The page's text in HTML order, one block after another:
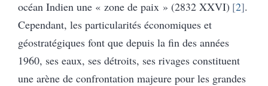
océan Indien une « zone de paix » (2832 XXVI) 2 .
Cependant, les particularités économiques et
géostratégiques font que depuis la fin des années
1960, ses eaux, ses détroits, ses rivages constituent
une arène de confrontation majeure pour les grandes